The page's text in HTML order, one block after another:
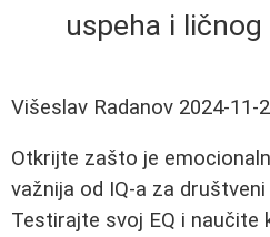
uspeha i
Višeslav Radanov 2024-11-
Otkrijte zašto je
važnija od IQ-a za
Testirajte svoj EQ i naučite